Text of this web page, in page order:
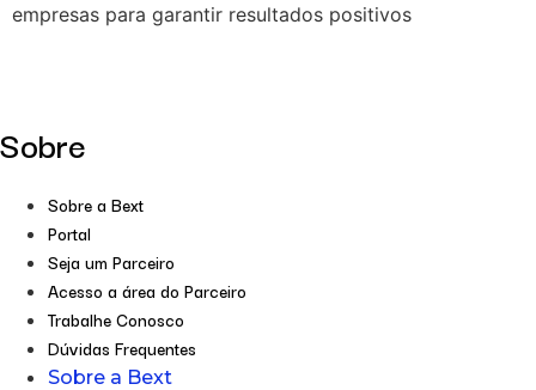
empresas para garantir resultados positivos
Sobre
Sobre a Bext
Portal
Seja um Parceiro
Acesso a área do Parceiro
Trabalhe Conosco
Dúvidas Frequentes
Sobre a Bext